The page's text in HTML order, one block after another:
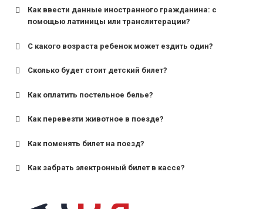
Как ввести данные иностранного гражданина: с
помощью латиницы или транслитерации?
С какого возраста ребенок может ездить один?
для поездов дальнего следования — от 10 лет и
для пригородных поездов — от 7 лет.
Сколько будет стоит детский билет?
Как оплатить постельное белье?
Как перевезти животное в поезде?
Как поменять билет на поезд?
Как забрать электронный билет в кассе?